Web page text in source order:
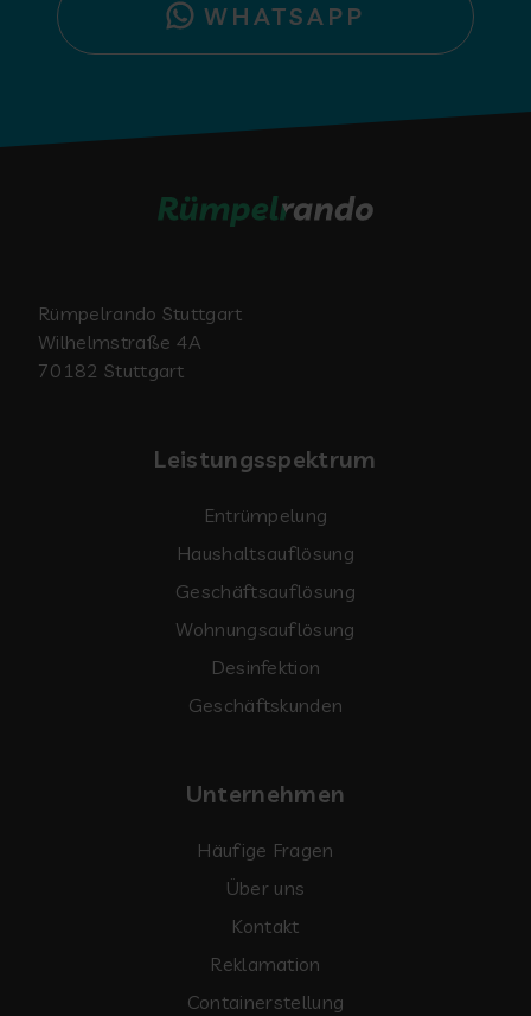
WHATSAPP
Rümpelrando Stuttgart
Wilhelmstraße 4A
70182 Stuttgart
Leistungsspektrum
Entrümpelung
Haushaltsauflösung
Geschäftsauflösung
Wohnungsauflösung
Desinfektion
Geschäftskunden
Unternehmen
Häufige Fragen
Über uns
Kontakt
Reklamation
Containerstellung